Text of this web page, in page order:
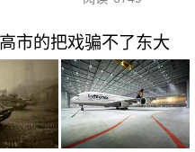
市的把戏骗不了东大